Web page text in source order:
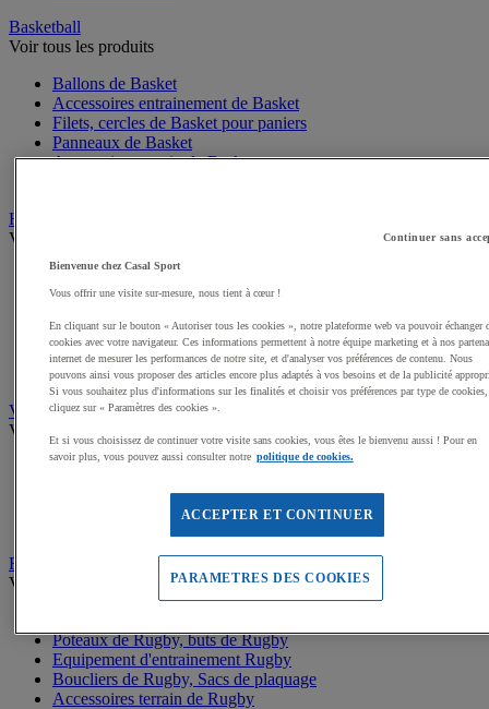
Basketball
Voir tous les produits
Ballons de Basket
Accessoires entrainement de Basket
Filets, cercles de Basket pour paniers
Panneaux de Basket
Accessoires terrain de Basket
Handball
Voir tous les produits
Ballons de Handball
Buts de Handball
Accessoires d'entrainement de Handball
Accessoires buts de Hand
Sandball
Volleyball
Voir tous les produits
Ballons de Volley
Rugby
Voir tous les produits
Poteaux de Rugby, buts de Rugby
Equipement d'entrainement Rugby
Boucliers de Rugby, Sacs de plaquage
Accessoires terrain de Rugby
Continuer sans
Bienvenue chez Casal Sport
Vous offrir une visite sur-mesure, nous tient à cœur !
En cliquant sur le bouton « Autoriser tous les cookies », notre plateforme web va pouvoir échanger
cookies avec votre navigateur. Ces informations permettent à notre équipe marketing et à nos
internet de mesurer les performances de notre site, et d'analyser vos préférences de contenu. Nous
pouvons ainsi vous proposer des articles encore plus adaptés à vos besoins et de la publicité
Si vous souhaitez plus d'informations sur les finalités et choisir vos préférences par type de cookies,
cliquez sur « Paramètres des cookies ».
Et si vous choisissez de continuer votre visite sans cookies, vous êtes le bienvenu aussi ! Pour en
savoir plus, vous pouvez aussi consulter notre politique de cookies.
ACCEPTER ET CONTINUER
PARAMETRES DES COOKIES